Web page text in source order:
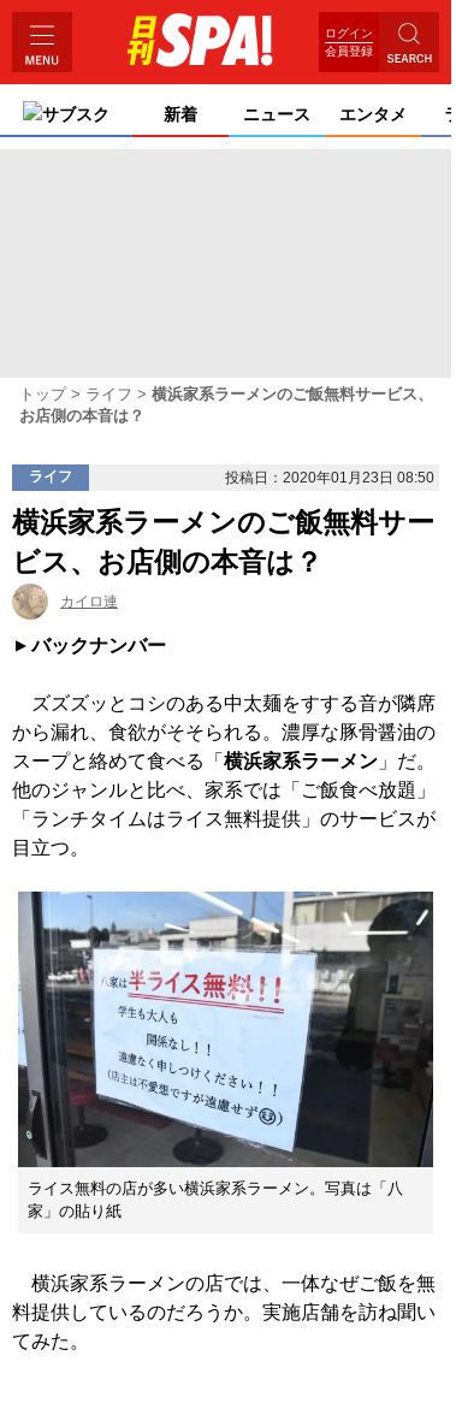
ログイン
会員登録
サブスク 新着 ニュース エンタメ
トップ ライフ
横浜家系ラーメンのご飯無料サービス、
お店側の本音は？
ライフ 投稿日：2020年01月23日 08:50
横浜家系ラーメンのご飯無料サー
ビス、お店側の本音は？
カイロ連
バックナンバー
ズズズッとコシのある中太麺をすする音が隣席
から漏れ、食欲がそそられる。濃厚な豚骨醤油の
スープと絡めて食べる「 横浜家系ラーメン 」だ。
他のジャンルと比べ、家系では「ご飯食べ放題」
「ランチタイムはライス無料提供」のサービスが
目立つ。
ライス無料の店が多い横浜家系ラーメン。写真は「八
家」の貼り紙
横浜家系ラーメンの店では、一体なぜご飯を無
料提供しているのだろうか。実施店舗を訪ね聞い
てみた。